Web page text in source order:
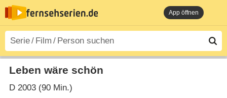
App öffnen
Leben wäre schön
D2003 (90 Min.)